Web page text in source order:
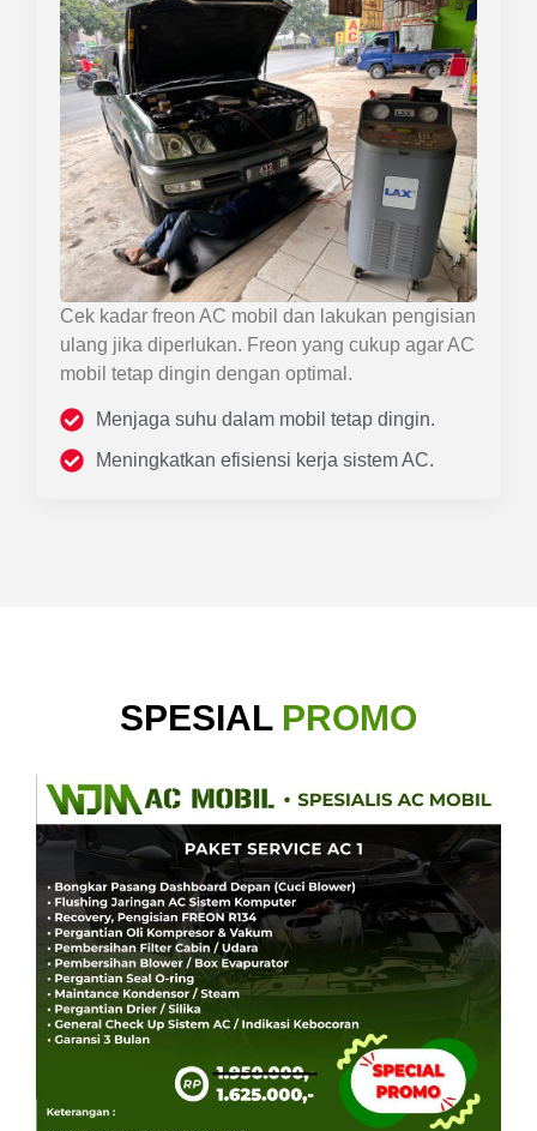
Cek kadar freon AC mobil dan lakukan pengisian
ulang jika diperlukan. Freon yang cukup agar AC
mobil tetap dingin dengan optimal.
Menjaga suhu dalam mobil tetap dingin.
Meningkatkan efisiensi kerja sistem AC.
SPESIAL PROMO